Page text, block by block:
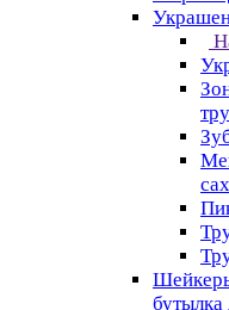
бутылка